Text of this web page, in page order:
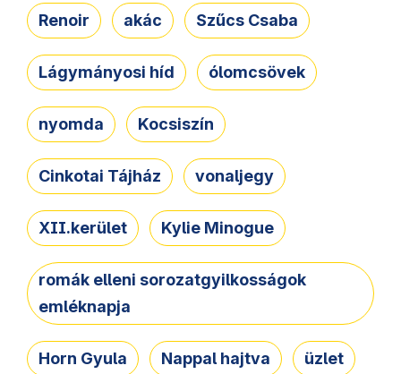
Renoir akác Szűcs Csaba
Lágymányosi híd ólomcsövek
nyomda Kocsiszín
Cinkotai Tájház vonaljegy
XII.kerület Kylie Minogue
romák elleni sorozatgyilkosságok
emléknapja
Horn Gyula Nappal hajtva üzlet